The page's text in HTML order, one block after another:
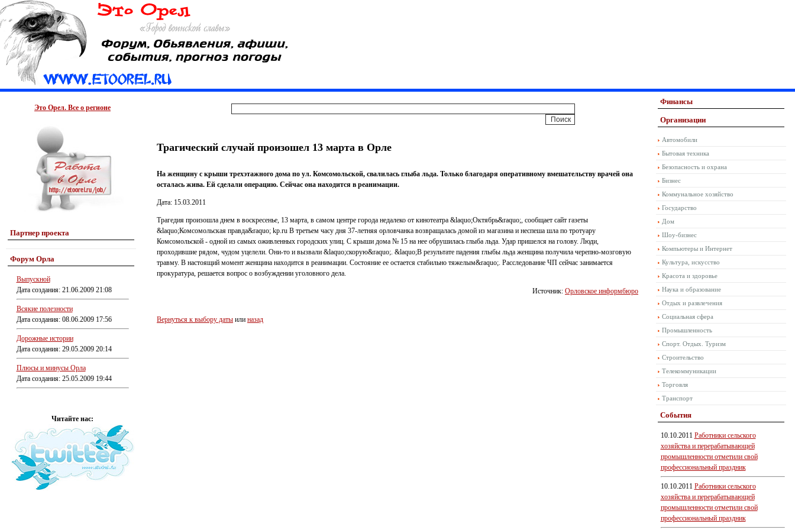
Это Орел. Все о регионе
Партнер проекта
Форум Орла
Выпускной
Дата создания: 21.06.2009 21:08
Всякие полезности
Дата создания: 08.06.2009 17:56
Дорожные истории
Дата создания: 29.05.2009 20:14
Плюсы и минусы Орла
Дата создания: 25.05.2009 19:44
Читайте нас:
Трагический случай произошел 13 марта в Орле
На женщину с крыши трехэтажного дома по ул. Комсомольской, свалилась глыба льда. Только благодаря оперативному вмешательству врачей она
осталась жива. Ей сделали операцию. Сейчас она находится в реанимации.
Дата: 15.03.2011
Трагедия произошла днем в воскресенье, 13 марта, в самом центре города недалеко от кинотеатра &laquo;Октябрь&raquo;, сообщает сайт газеты
&laquo;Комсомольская правда&raquo; kp.ru В третьем часу дня 37-летняя орловчанка возвращалась домой из магазина и неспеша шла по тротуару
Комсомольской - одной из самых оживленных городских улиц. С крыши дома № 15 на нее обрушилась глыба льда. Удар пришелся на голову. Люди,
проходившие рядом, чудом уцелели. Они-то и вызвали &laquo;скорую&raquo;. &laquo;В результате падения глыбы льда женщина получила черепно-мозговую
травму. В настоящий момент женщина находится в реанимации. Состояние ее остается стабильно тяжелым&raquo;. Расследование ЧП сейчас занимается
прокуратура, решается вопрос о возбуждении уголовного дела.
Источник: Орловское информбюро
Вернуться к выбору даты или назад
Финансы
Организации
Автомобили
Бытовая техника
Безопасность и охрана
Бизнес
Коммунальное хозяйство
Государство
Дом
Шоу-бизнес
Компьютеры и Интернет
Культура, искусство
Красота и здоровье
Наука и образование
Отдых и развлечения
Социальная сфера
Промышленность
Спорт. Отдых. Туризм
Строительство
Телекоммуникации
Торговля
Транспорт
События
10.10.2011 Работники сельского
хозяйства и перерабатывающей
промышленности отметили свой
профессиональный праздник
10.10.2011 Работники сельского
хозяйства и перерабатывающей
промышленности отметили свой
профессиональный праздник